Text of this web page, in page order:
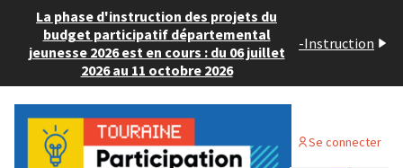
La phase d'instruction des projets du
budget participatif départemental
jeunesse 2026 est en cours : du 06 juillet
2026 au 11 octobre 2026
-Instruction
Se connecter